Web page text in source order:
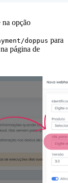
opção
doppus para
página de